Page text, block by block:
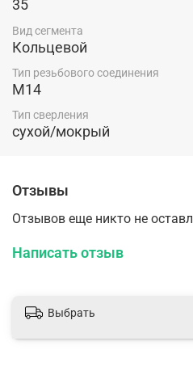
35
Вид сегмента
Кольцевой
Тип резьбового соединения
M14
Тип сверления
сухой/мокрый
Отзывы
Отзывов еще никто не
Написать отзыв
Выбрать